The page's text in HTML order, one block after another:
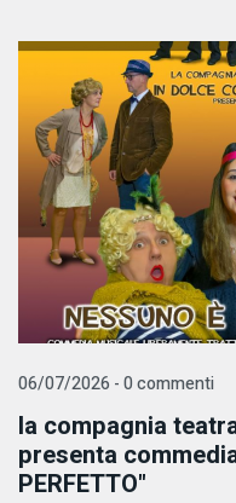
06/07/2026 - 0 commenti
la compagnia
presenta
PERFETTO"